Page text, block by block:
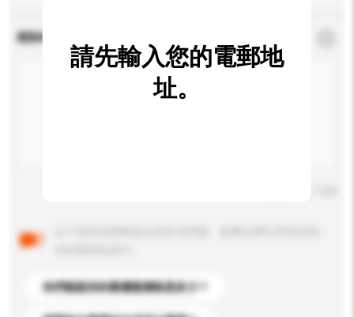
查詢內容
你們能提供的最優惠價格是多少？
請先輸入您的電郵地
址。